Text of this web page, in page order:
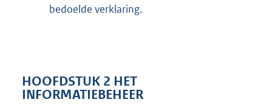
bedoelde verklaring.
HOOFDSTUK 2 HET
INFORMATIEBEHEER